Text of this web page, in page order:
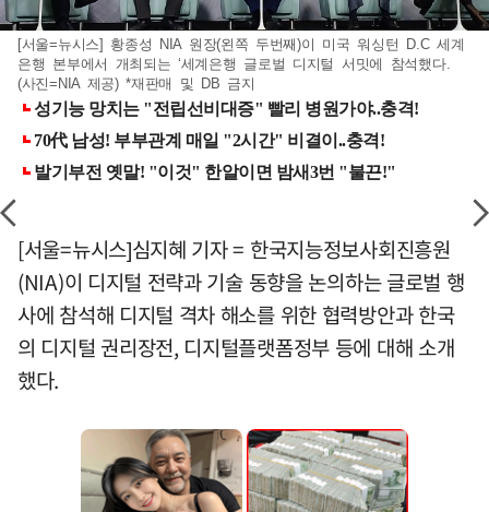
[서울=뉴시스] 황종성 NIA 원장(왼쪽 두번째)이 미국 워싱턴 D.C 세계
은행 본부에서 개최되는 ‘세계은행 글로벌 디지털 서밋에 참석했다.
(사진=NIA 제공) *재판매 및 DB 금지
[서울=뉴시스]심지혜 기자 = 한국지능정보사회진흥원
(NIA)이 디지털 전략과 기술 동향을 논의하는 글로벌 행
사에 참석해 디지털 격차 해소를 위한 협력방안과 한국
의 디지털 권리장전, 디지털플랫폼정부 등에 대해 소개
했다.